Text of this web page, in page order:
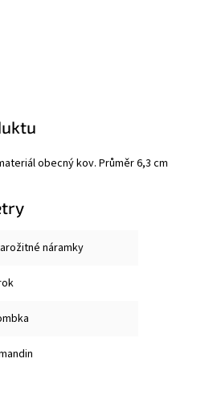
obecný kov. Průměr 6,3 cm
náramky